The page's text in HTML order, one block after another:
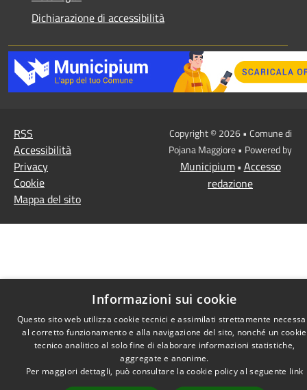
Dichiarazione di accessibilità
RSS
Accessibilità
Privacy
Cookie
Mappa del sito
Copyright © 2026 • Comune di
Pojana Maggiore • Powered by
Municipium• Accesso
redazione
Informazioni sui cookie
Questo sito web utilizza cookie tecnici e assimilati strettamente
al corretto funzionamento e alla navigazione del sito, nonché un cookie
tecnico analitico al solo fine di elaborare informazioni statistiche,
aggregate e anonime.
Per maggiori dettagli, può consultare la cookie policy al seguente link